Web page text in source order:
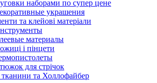
наборами по супер цене
украшения
та клейові матеріали
материалы
і пінцети
для стрічок
тканини та Холлофайбер